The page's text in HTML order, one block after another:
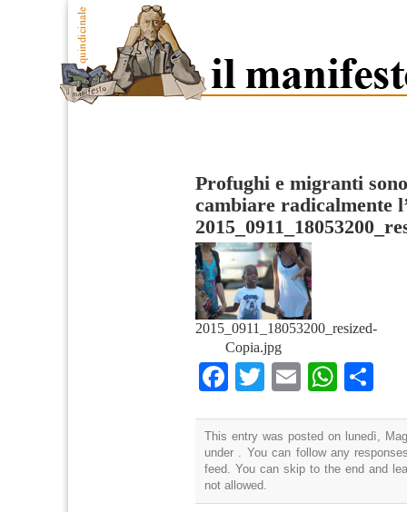
Profughi e migranti
cambiare radicalmente
2015_0911_18053200_resized-
Copia.jpg
Facebook
TwitterEmail
This entry was posted on lunedì,
under . You can follow any
feed. You can skip to the end and
not allowed.